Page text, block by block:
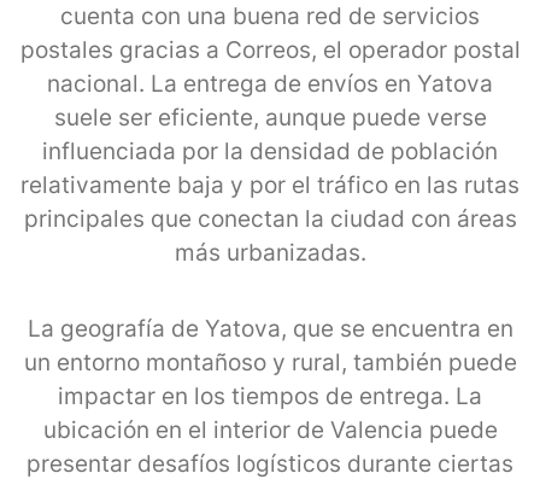
cuenta con una buena red de servicios
postales gracias a Correos, el operador postal
nacional. La entrega de envíos en Yatova
suele ser eficiente, aunque puede verse
influenciada por la densidad de población
relativamente baja y por el tráfico en las rutas
principales que conectan la ciudad con áreas
más urbanizadas.
La geografía de Yatova, que se encuentra en
un entorno montañoso y rural, también puede
impactar en los tiempos de entrega. La
ubicación en el interior de Valencia puede
presentar desafíos logísticos durante ciertas